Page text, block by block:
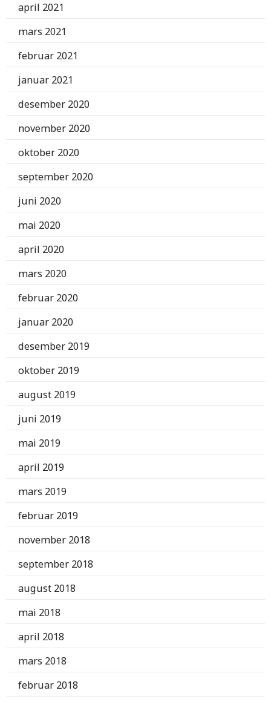
april 2021
mars 2021
februar 2021
januar 2021
desember 2020
november 2020
oktober 2020
september 2020
juni 2020
mai 2020
april 2020
mars 2020
februar 2020
januar 2020
desember 2019
oktober 2019
august 2019
juni 2019
mai 2019
april 2019
mars 2019
februar 2019
november 2018
september 2018
august 2018
mai 2018
april 2018
mars 2018
februar 2018